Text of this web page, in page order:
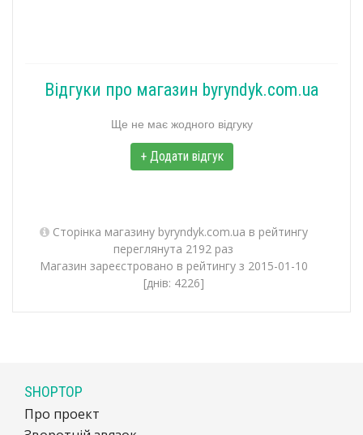
Відгуки про магазин byryndyk.com.ua
Ще не має жодного відгуку
+ Додати відгук
Сторінка магазину byryndyk.com.ua в рейтингу
переглянута 2192 раз
Магазин зареєстровано в рейтингу з 2015-01-10
[днів: 4226]
SHOPTOP
Про проект